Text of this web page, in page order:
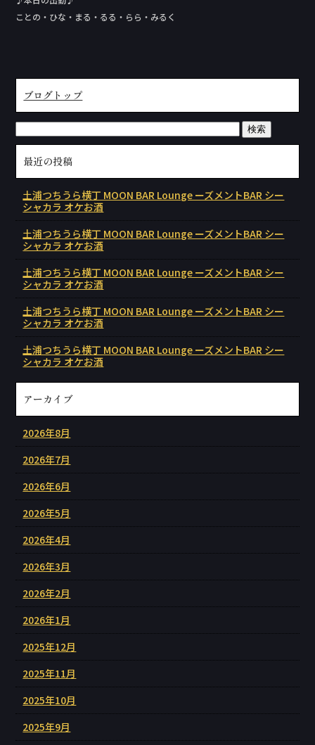
ことの・ひな・まる・るる・らら・みるく
ブログトップ
最近の投稿
土浦つちうら横丁 MOON BAR Lounge ーズメントBAR シー
シャカラ オケお酒
土浦つちうら横丁 MOON BAR Lounge ーズメントBAR シー
シャカラ オケお酒
土浦つちうら横丁 MOON BAR Lounge ーズメントBAR シー
シャカラ オケお酒
土浦つちうら横丁 MOON BAR Lounge ーズメントBAR シー
シャカラ オケお酒
土浦つちうら横丁 MOON BAR Lounge ーズメントBAR シー
シャカラ オケお酒
アーカイブ
2026年8月
2026年7月
2026年6月
2026年5月
2026年4月
2026年3月
2026年2月
2026年1月
2025年12月
2025年11月
2025年10月
2025年9月